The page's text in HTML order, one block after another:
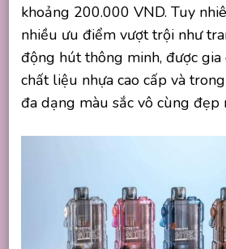
khoảng 200.000 VND. Tuy
nhiều ưu điểm vượt trội như
động hút thông minh, được gia
chất liệu nhựa cao cấp và
đa dạng màu sắc vô cùng đẹp